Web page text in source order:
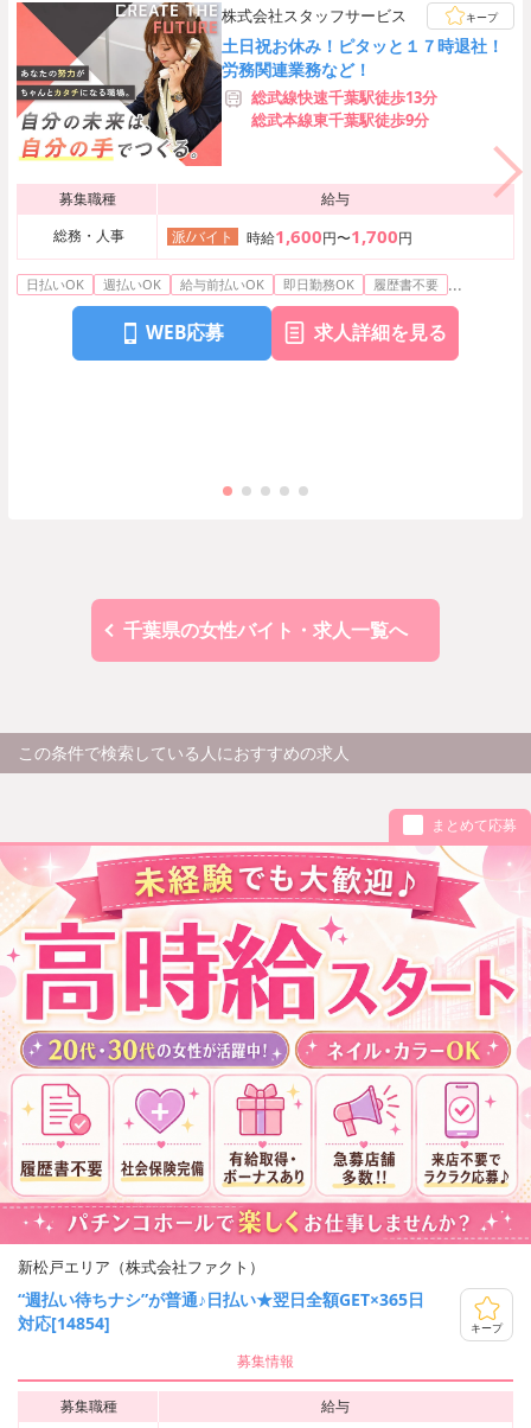
株式会社スタッフサービス キープ
土日祝お休み！ピタッと１７時退社！
労務関連業務など！
総武線快速千葉駅徒歩13分
総武本線東千葉駅徒歩9分
募集職種
給与
総務・人事
派/バイト 時給1,600円〜1,700円
日払いOK 週払いOK 給与前払いOK 即日勤務OK 履歴書不要 ...
WEB応募 求人詳細を見る
千葉県の女性バイト・求人一覧へ
この条件で検索している人におすすめの求人
まとめて応募
新松戸エリア（株式会社ファクト）
“週払い待ちナシ”が普通♪日払い★翌日全額GET×365日
対応[14854]
キープ
募集情報
募集職種
給与